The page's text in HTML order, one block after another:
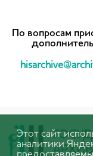
По вопросам
Этот сайт
аналитики